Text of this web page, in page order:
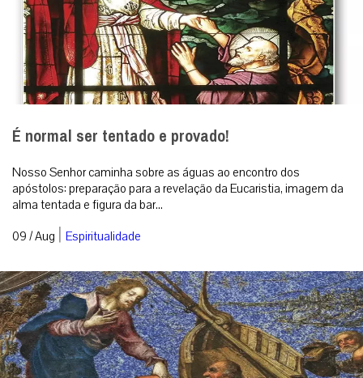
É normal ser tentado e provado!
Nosso Senhor caminha sobre as águas ao encontro dos
apóstolos: preparação para a revelação da Eucaristia, imagem da
alma tentada e figura da bar...
09 / Aug | Espiritualidade